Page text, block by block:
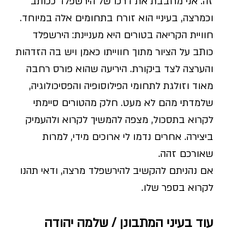
וכמרצה, בעיניי הוא זורח בתחומים אלה במיוחד.
חוויית הקריאה בטורים היא מעניינת: הירשפלד
כותב על הציור מתוך חווייתו כאמן ויש בה הזדהות
והערצה לצד ביקורת. היריעה שהוא פורס רחבה
מאוד וזולגת לתחומי הפילוסופיה והפסיכולוגיה,
שלמדתי מהם לא מעט. חלק מהטורים סיימתי
לקרוא בתסכול, מצפה להמשיך לקרוא ולהעמיק
ביצירה. אחרים נדמו לי ארוכים מידי, למרות
שאורכם זהה.
אם נהניתם להקשיב להירשפלד מרצה, ודאי תהנו
לקרוא בספר שלו.
עוד בעיני המתבונן / שלמה יהודה